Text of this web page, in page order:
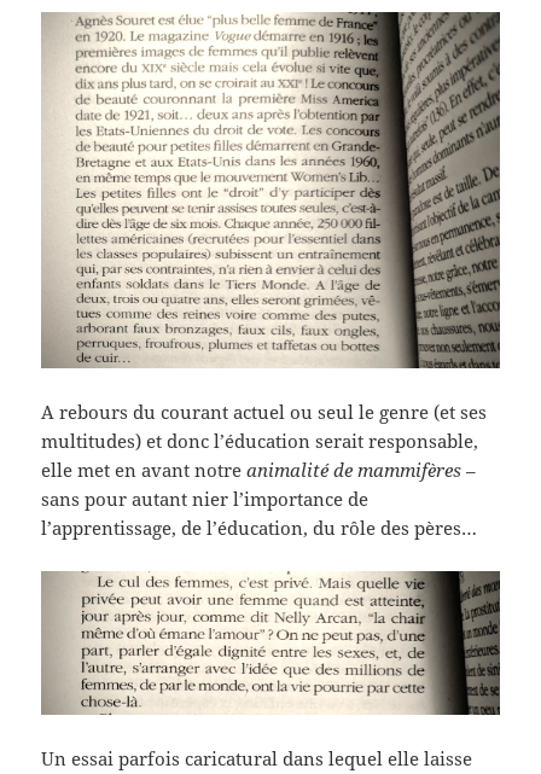
A rebours du courant actuel ou seul le genre (et ses
multitudes) et donc l’éducation serait responsable,
elle met en avant notreanimalité de mammifères –
sans pour autant nier l’importance de
l’apprentissage, de l’éducation, du rôle des pères…
Un essai parfois caricatural dans lequel elle laisse